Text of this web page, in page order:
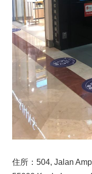
住所：504, Jalan